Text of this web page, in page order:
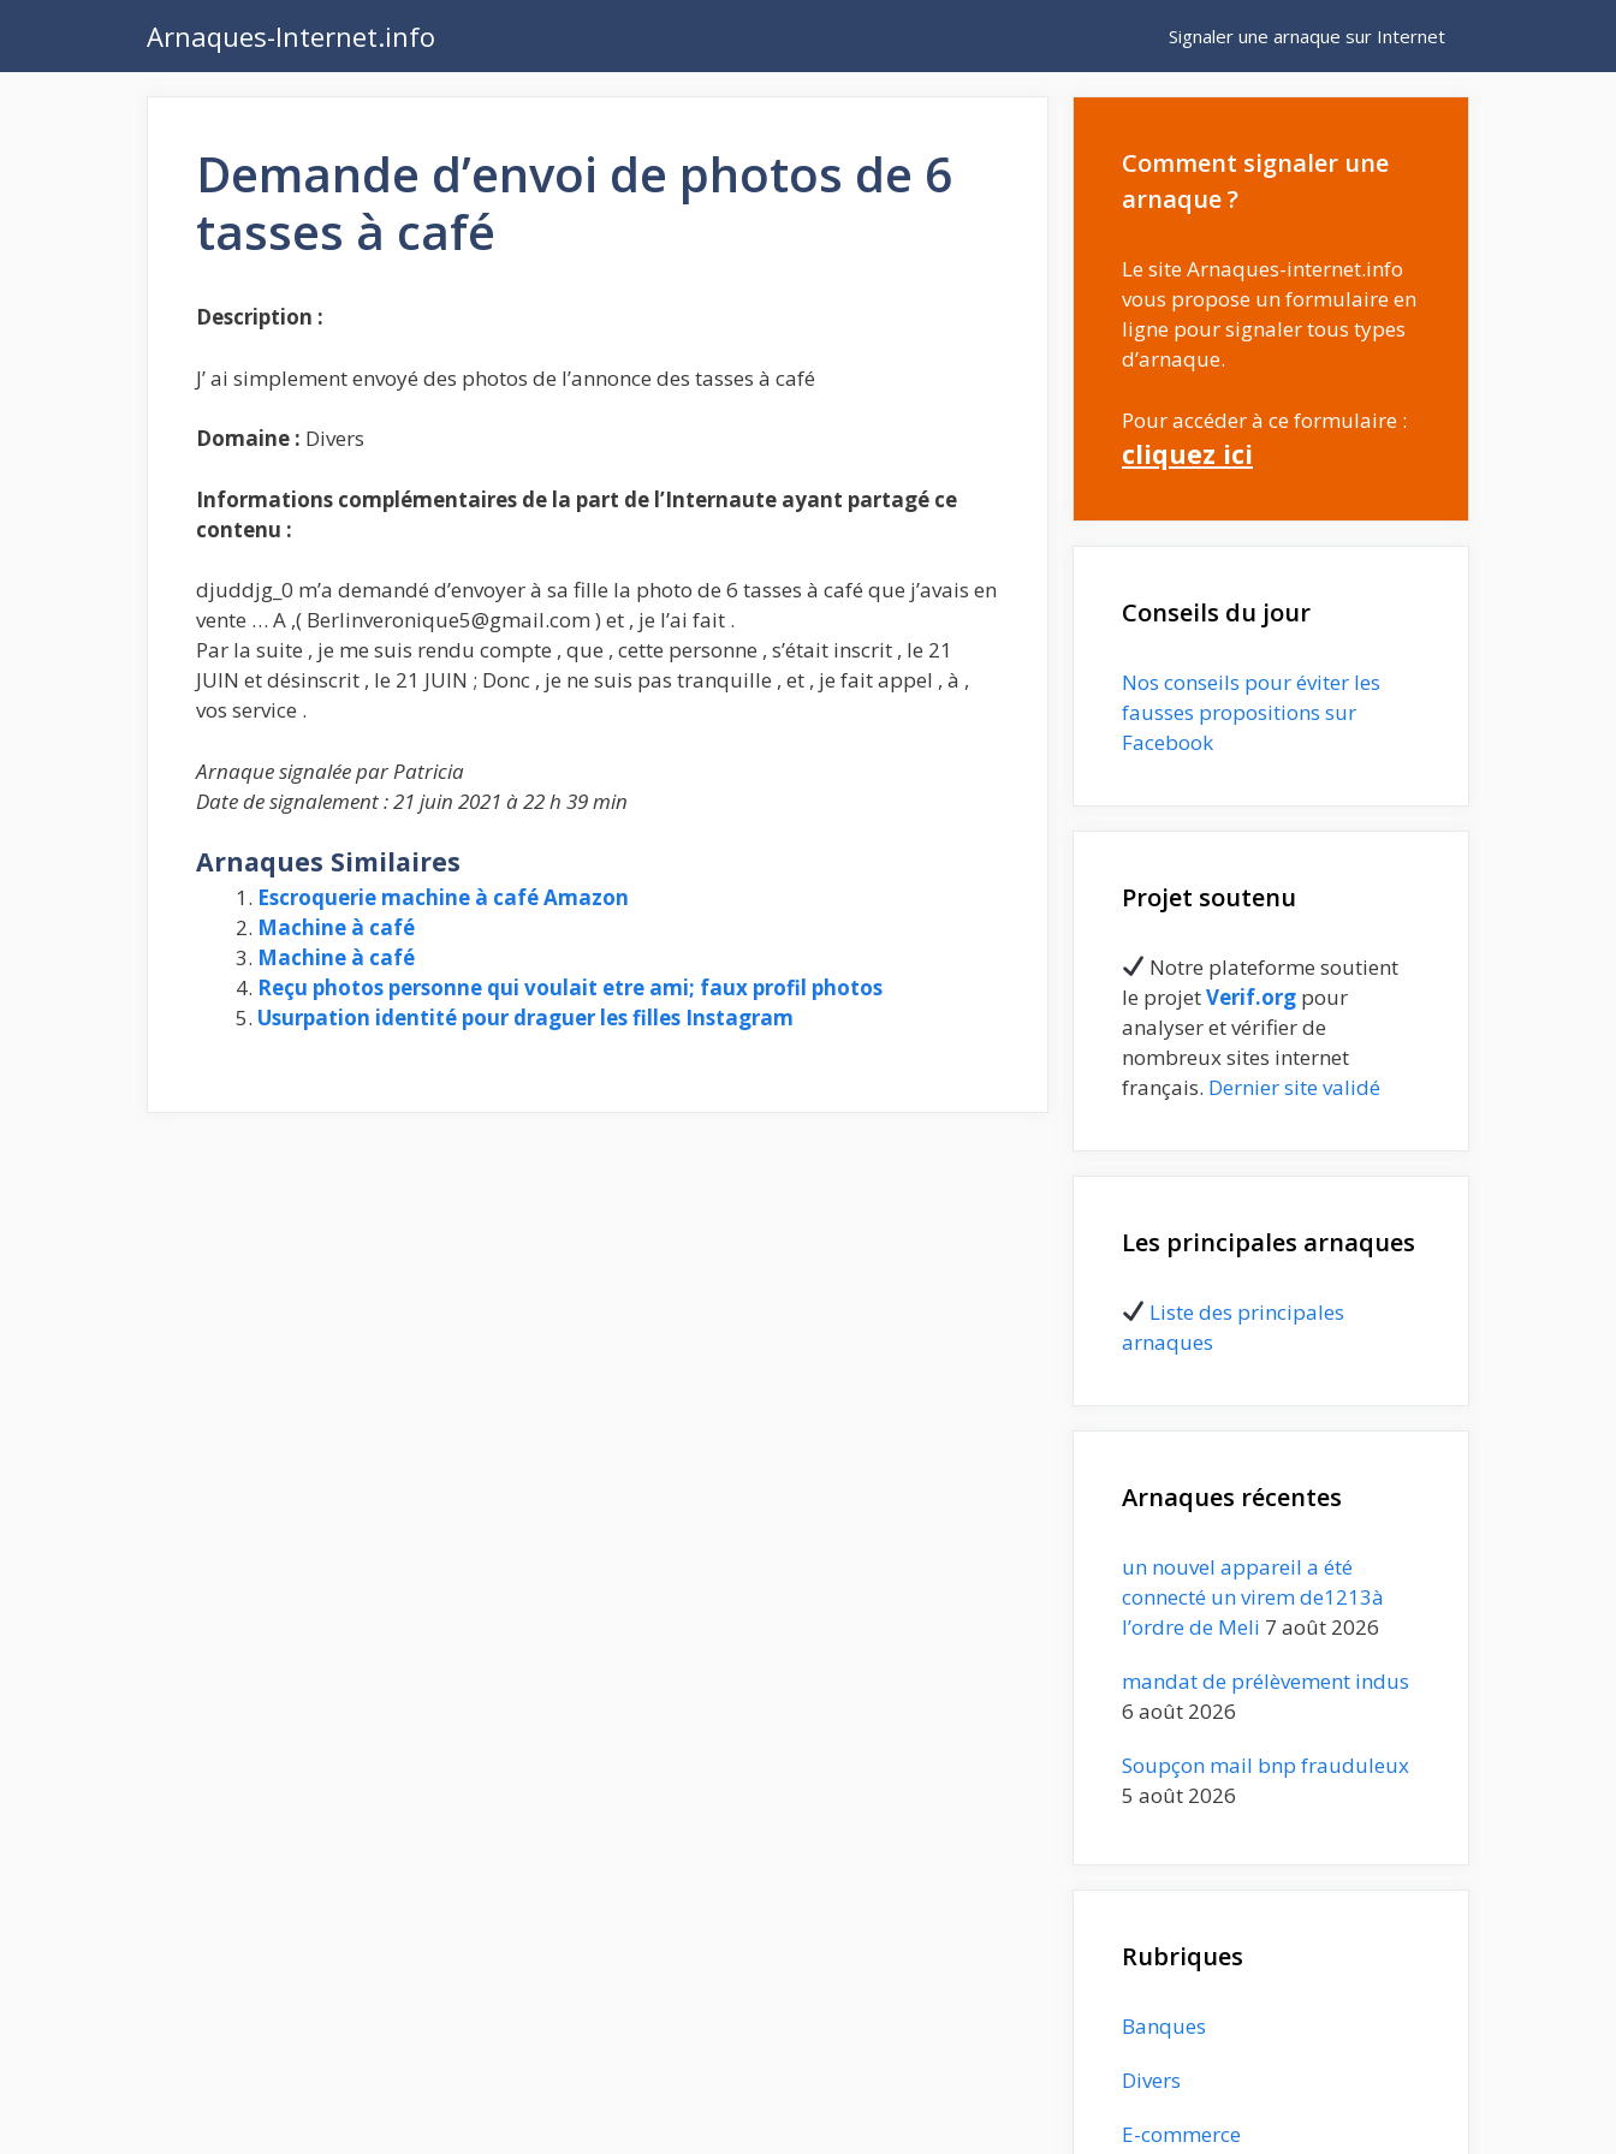
contenu
Arnaques-Internet.info Signaler une arnaque sur Internet
Demande d’envoi de photos de 6
tasses à café
Description :
J’ ai simplement envoyé des photos de l’annonce des tasses à café
Domaine : Divers
Informations complémentaires de la part de l’Internaute ayant partagé ce
contenu :
djuddjg_0 m’a demandé d’envoyer à sa fille la photo de 6 tasses à café que j’avais en
vente … A ,( Berlinveronique5@gmail.com ) et , je l’ai fait .
Par la suite , je me suis rendu compte , que , cette personne , s’était inscrit , le 21
JUIN et désinscrit , le 21 JUIN ; Donc , je ne suis pas tranquille , et , je fait appel , à ,
vos service .
Arnaque signalée par Patricia
Date de signalement : 21 juin 2021 à 22 h 39 min
Arnaques Similaires
Escroquerie machine à café Amazon
Machine à café
Machine à café
Reçu photos personne qui voulait etre ami; faux profil photos
Usurpation identité pour draguer les filles Instagram
Comment signaler une
arnaque ?
Le site Arnaques-internet.info
vous propose un formulaire en
ligne pour signaler tous types
d’arnaque.
Pour accéder à ce formulaire :
cliquez ici
Conseils du jour
Nos conseils pour éviter les
fausses propositions sur
Facebook
Projet soutenu
Notre plateforme soutient
le projetVerif.org pour
analyser et vérifier de
nombreux sites internet
français. Dernier site validé
Les principales arnaques
Liste des principales
arnaques
Arnaques récentes
un nouvel appareil a été
connecté un virem de1213à
l’ordre de Meli 7 août 2026
mandat de prélèvement indus
6 août 2026
Soupçon mail bnp frauduleux
5 août 2026
Rubriques
Banques
Divers
E-commerce